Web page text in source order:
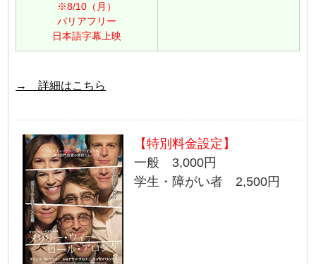
※8/10（月）
バリアフリー
日本語字幕上映
→ 詳細はこちら
【特別料金設定】
一般 3,000円
学生・障がい者 2,500円